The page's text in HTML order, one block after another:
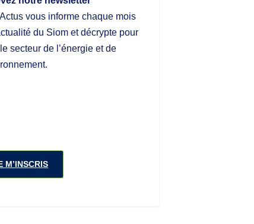
vous informe chaque mois
du Siom et décrypte pour
secteur de l’énergie et de
M’INSCRIS